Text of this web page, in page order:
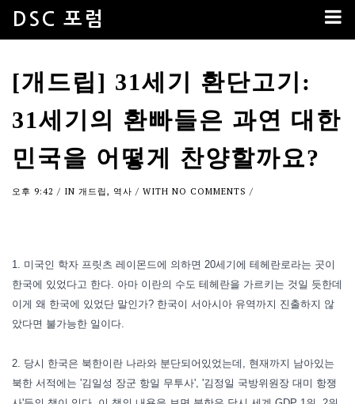
DSC 포럼
[개드립] 31세기 환단고기:
31세기의 환빠들은 과연 대한
민국을 어떻게 찬양할까요?
오후 9:42 / IN 개드립, 역사 / WITH NO COMMENTS /
1. 미국인 학자 프릿츠 레이몬드에 의하면 20세기에 테헤란로라는 곳이
한국에 있었다고 한다. 아마 이란의 수도 테헤란을 가르키는 것일 듯한데
이게 왜 한국에 있었단 말인가? 한국이 서아시아 유역까지 진출하지 않
았다면 불가능한 일이다.
2. 당시 한국은 북한이란 나라와 분단되어있었는데, 현재까지 남아있는
북한 서적에는 '김일성 장군 항일 무투사', '김정일 국방위원장 대미 항쟁